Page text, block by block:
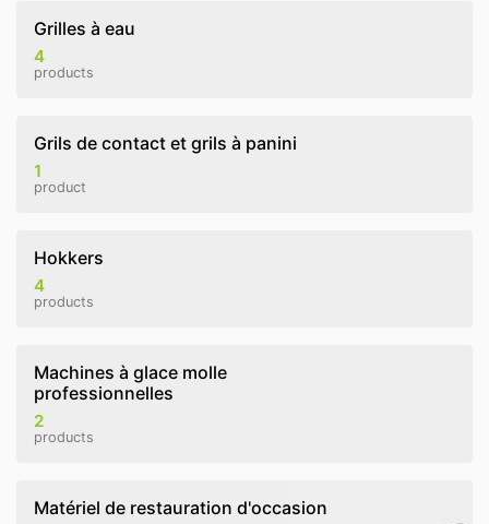
Grilles à eau
4
products
Grils de contact et grils à panini
1
product
Hokkers
4
products
Machines à glace molle
professionnelles
2
products
Matériel de restauration d'occasion